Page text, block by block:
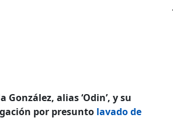
alias ‘Odin’, y su
por presunto lavado de